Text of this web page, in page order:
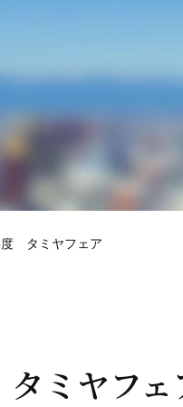
度 タミヤフェア
ミヤフェ